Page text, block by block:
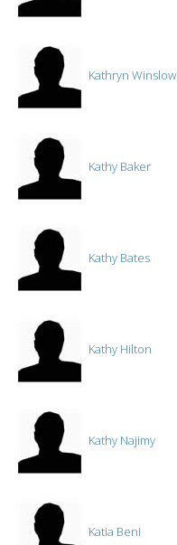
Kathryn Winslow
Kathy Baker
Kathy Bates
Kathy Hilton
Kathy Najimy
Katia Beni